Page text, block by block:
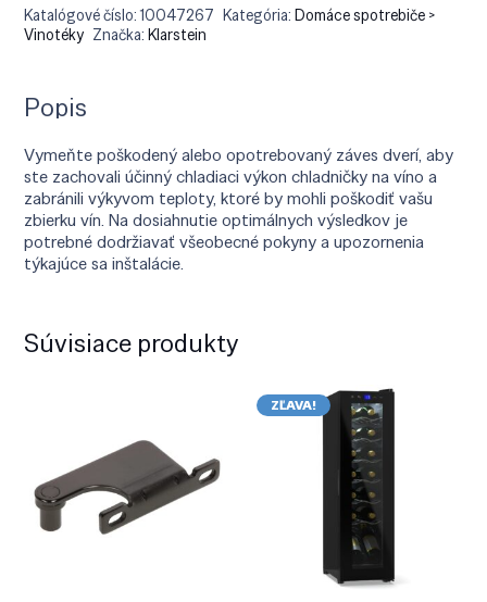
Katalógové číslo:10047267 Kategória:Domáce spotrebiče >
Vinotéky Značka:Klarstein
Popis
Vymeňte poškodený alebo opotrebovaný záves dverí, aby
ste zachovali účinný chladiaci výkon chladničky na víno a
zabránili výkyvom teploty, ktoré by mohli poškodiť vašu
zbierku vín. Na dosiahnutie optimálnych výsledkov je
potrebné dodržiavať všeobecné pokyny a upozornenia
týkajúce sa inštalácie.
Súvisiace produkty
ZĽAVA!